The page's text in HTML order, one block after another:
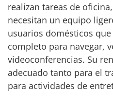
realizan tareas de
necesitan un equipo
usuarios domésticos
completo para navegar,
videoconferencias. Su
adecuado tanto para el
para actividades de